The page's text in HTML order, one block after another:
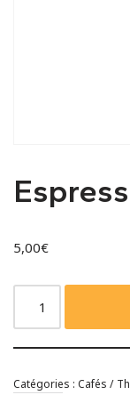
5,00€
Catégories : Cafés /